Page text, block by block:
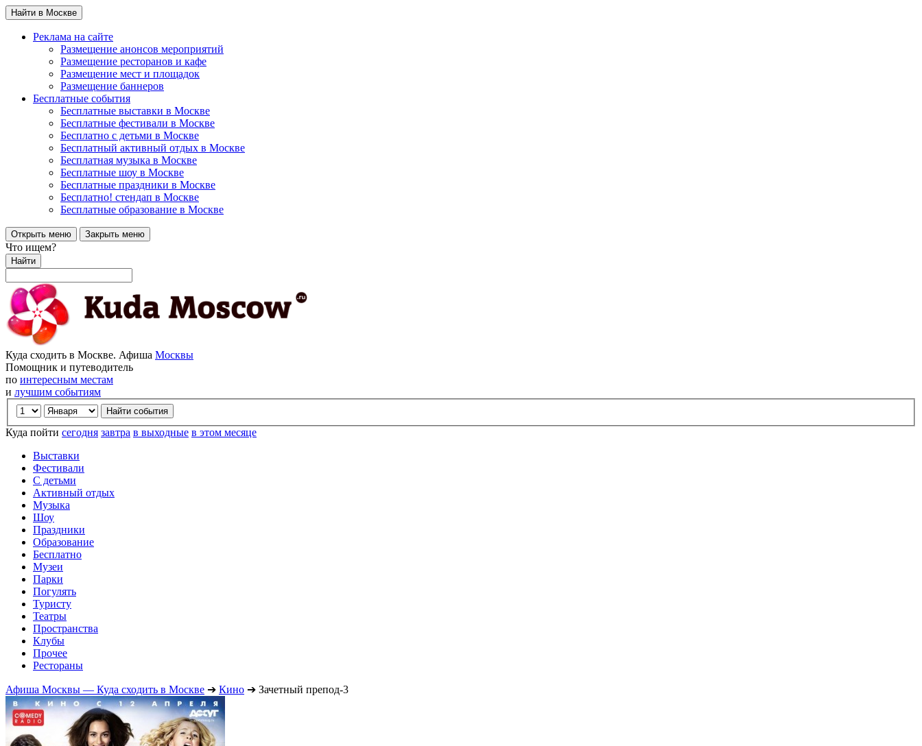
Найти в Москве
Реклама на сайте
Размещение анонсов мероприятий
Размещение ресторанов и кафе
Размещение мест и площадок
Размещение баннеров
Бесплатные события
Бесплатные выставки в Москве
Бесплатные фестивали в Москве
Бесплатно с детьми в Москве
Бесплатный активный отдых в Москве
Бесплатная музыка в Москве
Бесплатные шоу в Москве
Бесплатные праздники в Москве
Бесплатно! стендап в Москве
Бесплатные образование в Москве
Открыть меню Закрыть меню
Что ищем?
Найти
Куда сходить в Москве. Афиша Москвы
Помощник и путеводитель
по интересным местам
и лучшим событиям
Куда пойти сегодня завтра в выходные в этом месяце
Выставки
Фестивали
С детьми
Активный отдых
Музыка
Шоу
Праздники
Образование
Бесплатно
Музеи
Парки
Погулять
Туристу
Театры
Пространства
Клубы
Прочее
Рестораны
Афиша Москвы — Куда сходить в Москве ➔ Кино ➔ Зачетный препод-3